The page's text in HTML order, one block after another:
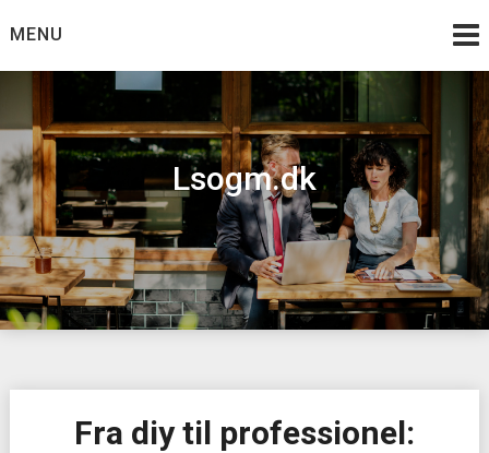
toMENU
Lsogm.dk
Fra diy til professionel: